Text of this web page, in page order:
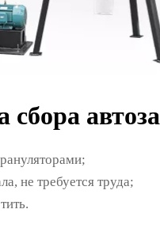
сбора автоза
не требуется труда;